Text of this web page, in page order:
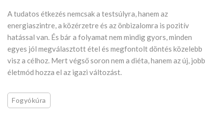
A tudatos étkezés nemcsak a testsúlyra, hanem az
energiaszintre, a közérzetre és az önbizalomra is pozitív
hatással van. És bár a folyamat nem mindig gyors, minden
egyes jól megválasztott étel és megfontolt döntés közelebb
visz a célhoz. Mert végső soron nem a diéta, hanem az új, jobb
életmód hozza el az igazi változást.
Fogyókúra